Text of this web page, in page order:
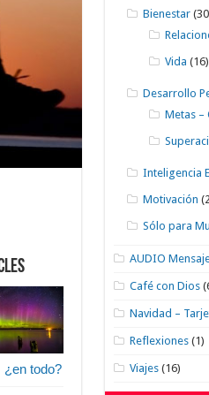
todo?
Bienestar
Vida (16)
Desarrollo
Metas –
Inteligencia
Motivación
Sólo para
AUDIO
Café con Dios
Navidad –
Reflexiones (1)
Viajes (16)